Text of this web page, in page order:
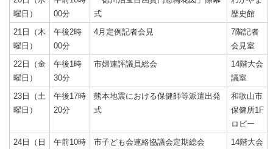
曜日）
00分
式
歴史館
21日（木
曜日）
午後2時
00分
4月定例記者会見
7階記者
会見室
22日（金
曜日）
午後1時
30分
市婦連評議員総会
14階大会
議室
23日（土
曜日）
午後17時
20分
熊本地震における保健師等派遣出発
式
和歌山市
保健所1F
ロビー
24日（日
午前10時
市子ども会連絡協議会定期総会
14階大会